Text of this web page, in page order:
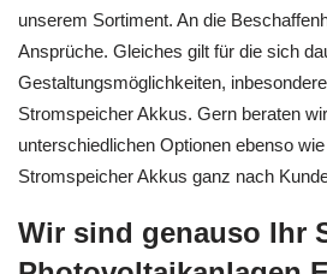
unserem Sortiment. An die
Ansprüche. Gleiches gilt für die sich
Gestaltungsmöglichkeiten,
Stromspeicher Akkus. Gern beraten
unterschiedlichen Optionen ebenso
Stromspeicher Akkus ganz nach
Wir sind genauso Ihr